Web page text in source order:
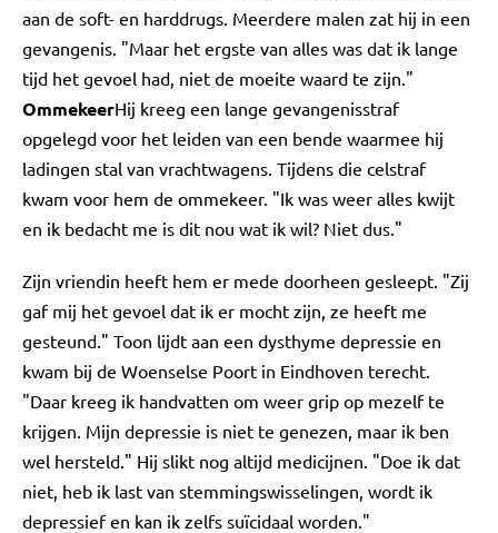
aan de soft- en harddrugs. Meerdere malen zat hij in een
gevangenis. "Maar het ergste van alles was dat ik lange
tijd het gevoel had, niet de moeite waard te zijn."
OmmekeerHij kreeg een lange gevangenisstraf
opgelegd voor het leiden van een bende waarmee hij
ladingen stal van vrachtwagens. Tijdens die celstraf
kwam voor hem de ommekeer. "Ik was weer alles kwijt
en ik bedacht me is dit nou wat ik wil? Niet dus."
Zijn vriendin heeft hem er mede doorheen gesleept. "Zij
gaf mij het gevoel dat ik er mocht zijn, ze heeft me
gesteund." Toon lijdt aan een dysthyme depressie en
kwam bij de Woenselse Poort in Eindhoven terecht.
"Daar kreeg ik handvatten om weer grip op mezelf te
krijgen. Mijn depressie is niet te genezen, maar ik ben
wel hersteld." Hij slikt nog altijd medicijnen. "Doe ik dat
niet, heb ik last van stemmingswisselingen, wordt ik
depressief en kan ik zelfs suïcidaal worden."